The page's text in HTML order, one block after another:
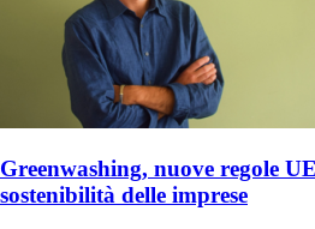
Greenwashing, nuove regole
sostenibilità delle imprese